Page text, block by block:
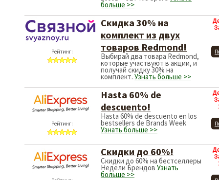
больше >>
Рейтинг:
Скидка 30% на
комплект из двух
товаров Redmond!
Выбирай два товара Redmond,
которые участвуют в акции, и
получай скидку 30% на
комплект. Узнать больше >>
Рейтинг:
Hasta 60% de
descuento!
Hasta 60% de descuento en los
bestsellers de Brands Week
Узнать больше >>
Скидки до 60%!
Скидки до 60% на бестселлеры
Недели Брендов Узнать
больше >>